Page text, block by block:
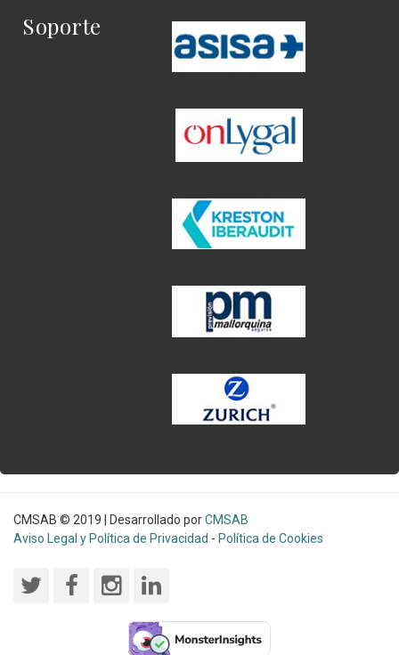
Soporte
CMSAB © 2019 | Desarrollado porCMSAB
Aviso Legal y Política de Privacidad - Política de Cookies